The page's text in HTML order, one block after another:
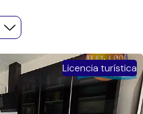
Licencia turística